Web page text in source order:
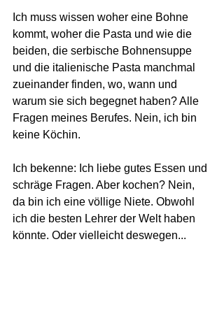
Ich muss wissen woher eine Bohne
kommt, woher die Pasta und wie die
beiden, die serbische Bohnensuppe
und die italienische Pasta manchmal
zueinander finden, wo, wann und
warum sie sich begegnet haben? Alle
Fragen meines Berufes. Nein, ich bin
keine Köchin.
Ich bekenne: Ich liebe gutes Essen und
schräge Fragen. Aber kochen? Nein,
da bin ich eine völlige Niete. Obwohl
ich die besten Lehrer der Welt haben
könnte. Oder vielleicht deswegen...